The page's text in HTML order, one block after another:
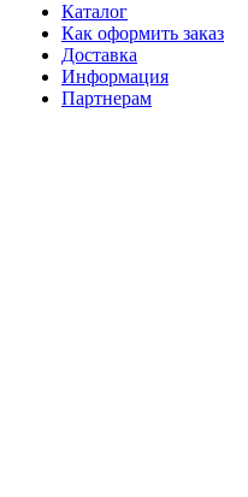
Каталог
Как оформить заказ
Доставка
Информация
Партнерам